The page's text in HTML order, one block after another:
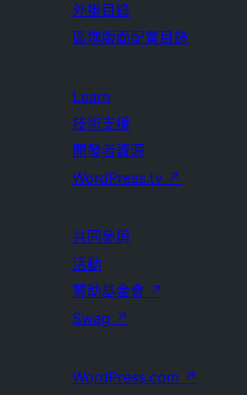
外掛目錄
區塊版面配置目錄
Learn
技術支援
開發者資源
WordPress.tv ↗
共同參與
活動
贊助基金會 ↗
Swag ↗
WordPress.com ↗